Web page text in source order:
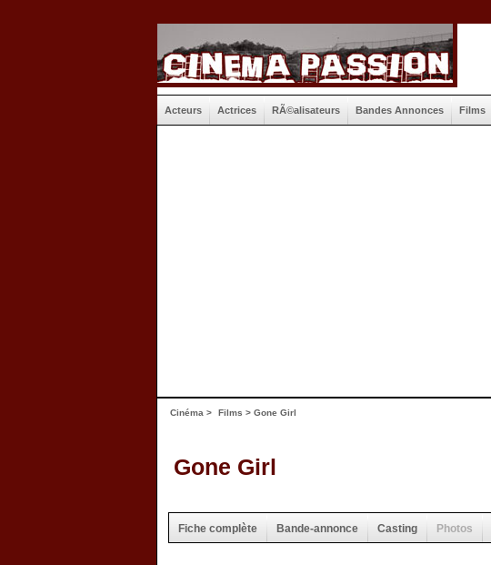
Acteurs Actrices RÃ©alisateurs Bandes Annonces Films
Cinéma > Films > Gone Girl
Gone Girl
Fiche complète Bande-annonce Casting Photos